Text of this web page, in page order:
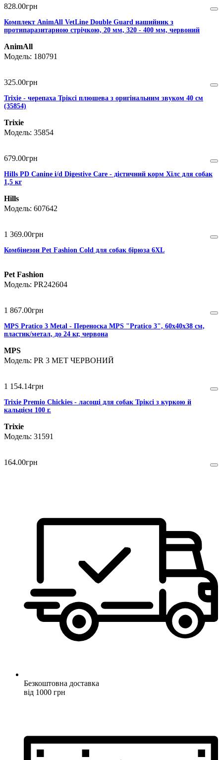
828.00грн
Комплект AnimAll VetLine Double Guard нашийник з
протипаразитарною стрічкою, 20 мм, 320 - 400 мм, червоний
AnimAll
180791
325.00грн
Trixie - черепаха Тріксі плюшева з оригінальним звуком 40 см
(35854)
Trixie
35854
679.00грн
Hills PD Canine i/d Digestive Care - дієтичний корм Хілс для собак
1,5 кг
Hills
607642
1 369.00грн
Комбінезон Pet Fashion Cold для собак бірюза 6XL
Pet Fashion
PR242604
1 867.00грн
MPS Pratico 3 Metal - Переноска MPS "Pratico 3", 60х40х38 см,
пластик/метал, до 24 кг, червона
MPS
PR 3 MET ЧЕРВОНИЙ
1 154.14грн
Trixie Premio Chickies - ласощі для собак Тріксі з куркою й
кальцієм 100 г.
Trixie
31591
164.00грн
Безкоштовна доставка
від 1000 грн